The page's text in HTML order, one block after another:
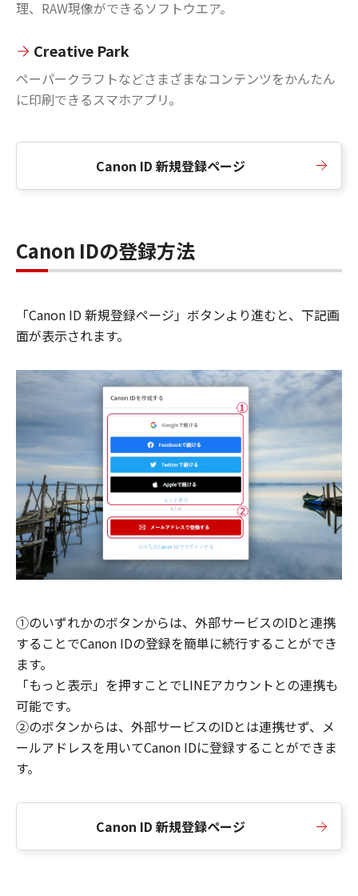
理、RAW現像ができるソフトウエア。
Creative Park
ペーパークラフトなどさまざまなコンテンツをかんたん
に印刷できるスマホアプリ。
Canon ID 新規登録ページ
Canon IDの登録方法
「Canon ID 新規登録ページ」ボタンより進むと、下記画
面が表示されます。
①のいずれかのボタンからは、外部サービスのIDと連携
することでCanon IDの登録を簡単に続行することができ
ます。
「もっと表示」を押すことでLINEアカウントとの連携も
可能です。
②のボタンからは、外部サービスのIDとは連携せず、メ
ールアドレスを用いてCanon IDに登録することができま
す。
Canon ID 新規登録ページ